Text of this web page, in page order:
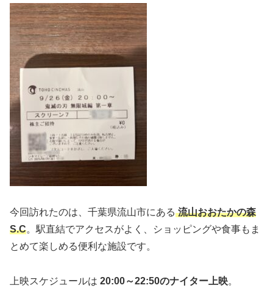
今回訪れたのは、千葉県流山市にある 流山おおたかの森
S.C。駅直結でアクセスがよく、ショッピングや食事もま
とめて楽しめる便利な施設です。
上映スケジュールは 20:00～22:50のナイター上映。